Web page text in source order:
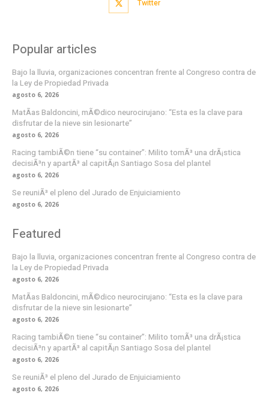
Twitter
Popular articles
Bajo la lluvia, organizaciones concentran frente al Congreso contra de
la Ley de Propiedad Privada
agosto 6, 2026
MatÃ­as Baldoncini, mÃ©dico neurocirujano: “Esta es la clave para
disfrutar de la nieve sin lesionarte”
agosto 6, 2026
Racing tambiÃ©n tiene “su container”: Milito tomÃ³ una drÃ¡stica
decisiÃ³n y apartÃ³ al capitÃ¡n Santiago Sosa del plantel
agosto 6, 2026
Se reuniÃ³ el pleno del Jurado de Enjuiciamiento
agosto 6, 2026
Featured
Bajo la lluvia, organizaciones concentran frente al Congreso contra de
la Ley de Propiedad Privada
agosto 6, 2026
MatÃ­as Baldoncini, mÃ©dico neurocirujano: “Esta es la clave para
disfrutar de la nieve sin lesionarte”
agosto 6, 2026
Racing tambiÃ©n tiene “su container”: Milito tomÃ³ una drÃ¡stica
decisiÃ³n y apartÃ³ al capitÃ¡n Santiago Sosa del plantel
agosto 6, 2026
Se reuniÃ³ el pleno del Jurado de Enjuiciamiento
agosto 6, 2026